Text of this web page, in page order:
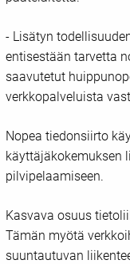
- Lisätyn
entisestään tarvetta
saavutetut
verkkopalveluista
Nopea tiedonsiirto
käyttäjäkokemuksen
pilvipelaamiseen.
Kasvava osuus
Tämän myötä
suuntautuvan